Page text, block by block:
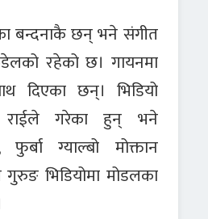
बन्दनाकै छन् भने संगीत
रहेको छ। गायनमा
दिएका छन्। भिडियो
राईले गरेका हुन् भने
ग्याल्बो मोक्तान
गुरुङ भिडियोमा मोडलका